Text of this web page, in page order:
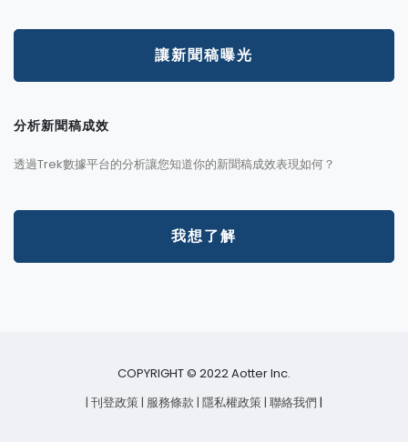
讓新聞稿曝光
分析新聞稿成效
透過Trek數據平台的分析讓您知道你的新聞稿成效表現如何？
我想了解
COPYRIGHT © 2022 Aotter Inc.
| 刊登政策| 服務條款 | 隱私權政策| 聯絡我們 |